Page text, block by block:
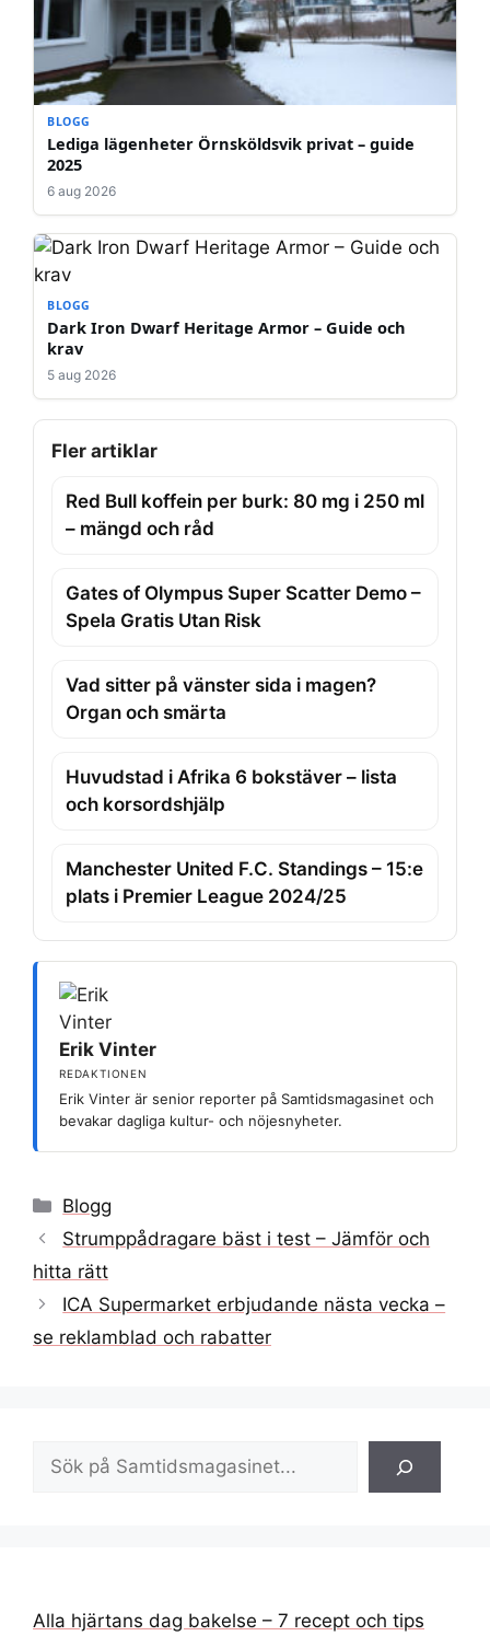
BLOGG
Lediga lägenheter Örnsköldsvik privat – guide
2025
6 aug 2026
BLOGG
Dark Iron Dwarf Heritage Armor – Guide och
krav
5 aug 2026
Fler artiklar
Red Bull koffein per burk: 80 mg i 250 ml
– mängd och råd
Gates of Olympus Super Scatter Demo –
Spela Gratis Utan Risk
Vad sitter på vänster sida i magen?
Organ och smärta
Huvudstad i Afrika 6 bokstäver – lista
och korsordshjälp
Manchester United F.C. Standings – 15:e
plats i Premier League 2024/25
Erik Vinter
REDAKTIONEN
Erik Vinter är senior reporter på Samtidsmagasinet och
bevakar dagliga kultur- och nöjesnyheter.
Kategorier
Blogg
Strumppådragare bäst i test – Jämför och
hitta rätt
ICA Supermarket erbjudande nästa vecka –
se reklamblad och rabatter
Sök
Alla hjärtans dag bakelse – 7 recept och tips